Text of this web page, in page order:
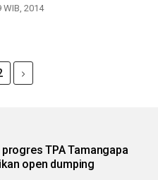
WIB, 2014
TPA Tamangapa
hentikan open dumping